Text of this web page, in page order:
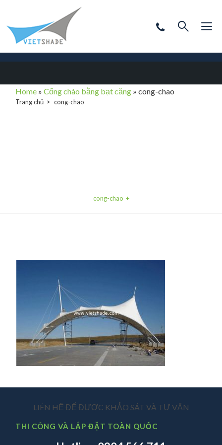
Home »Cổng chào bằng bạt căng »cong-chao
Trang chủ cong-chao
cong-chao
LIÊN HỆ ĐỂ ĐƯỢC KHẢO SÁT VÀ TƯ VẤN
THI CÔNG VÀ LẮP ĐẶT TOÀN QUỐC